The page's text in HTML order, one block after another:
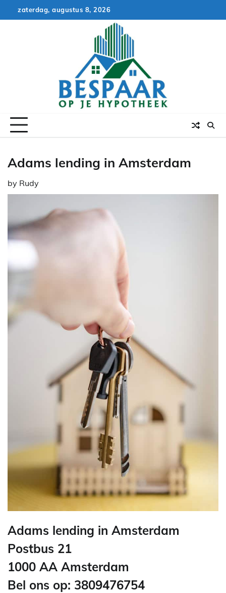
to
zaterdag, augustus 8, 2026
Adams lending in Amsterdam
by Rudy
Adams lending in Amsterdam
Postbus 21
1000 AA Amsterdam
Bel ons op: 3809476754